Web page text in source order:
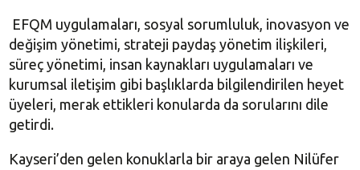
EFQM uygulamaları, sosyal sorumluluk, inovasyon ve
değişim yönetimi, strateji paydaş yönetim ilişkileri,
süreç yönetimi, insan kaynakları uygulamaları ve
kurumsal iletişim gibi başlıklarda bilgilendirilen heyet
üyeleri, merak ettikleri konularda da sorularını dile
getirdi.
Kayseri’den gelen konuklarla bir araya gelen Nilüfer